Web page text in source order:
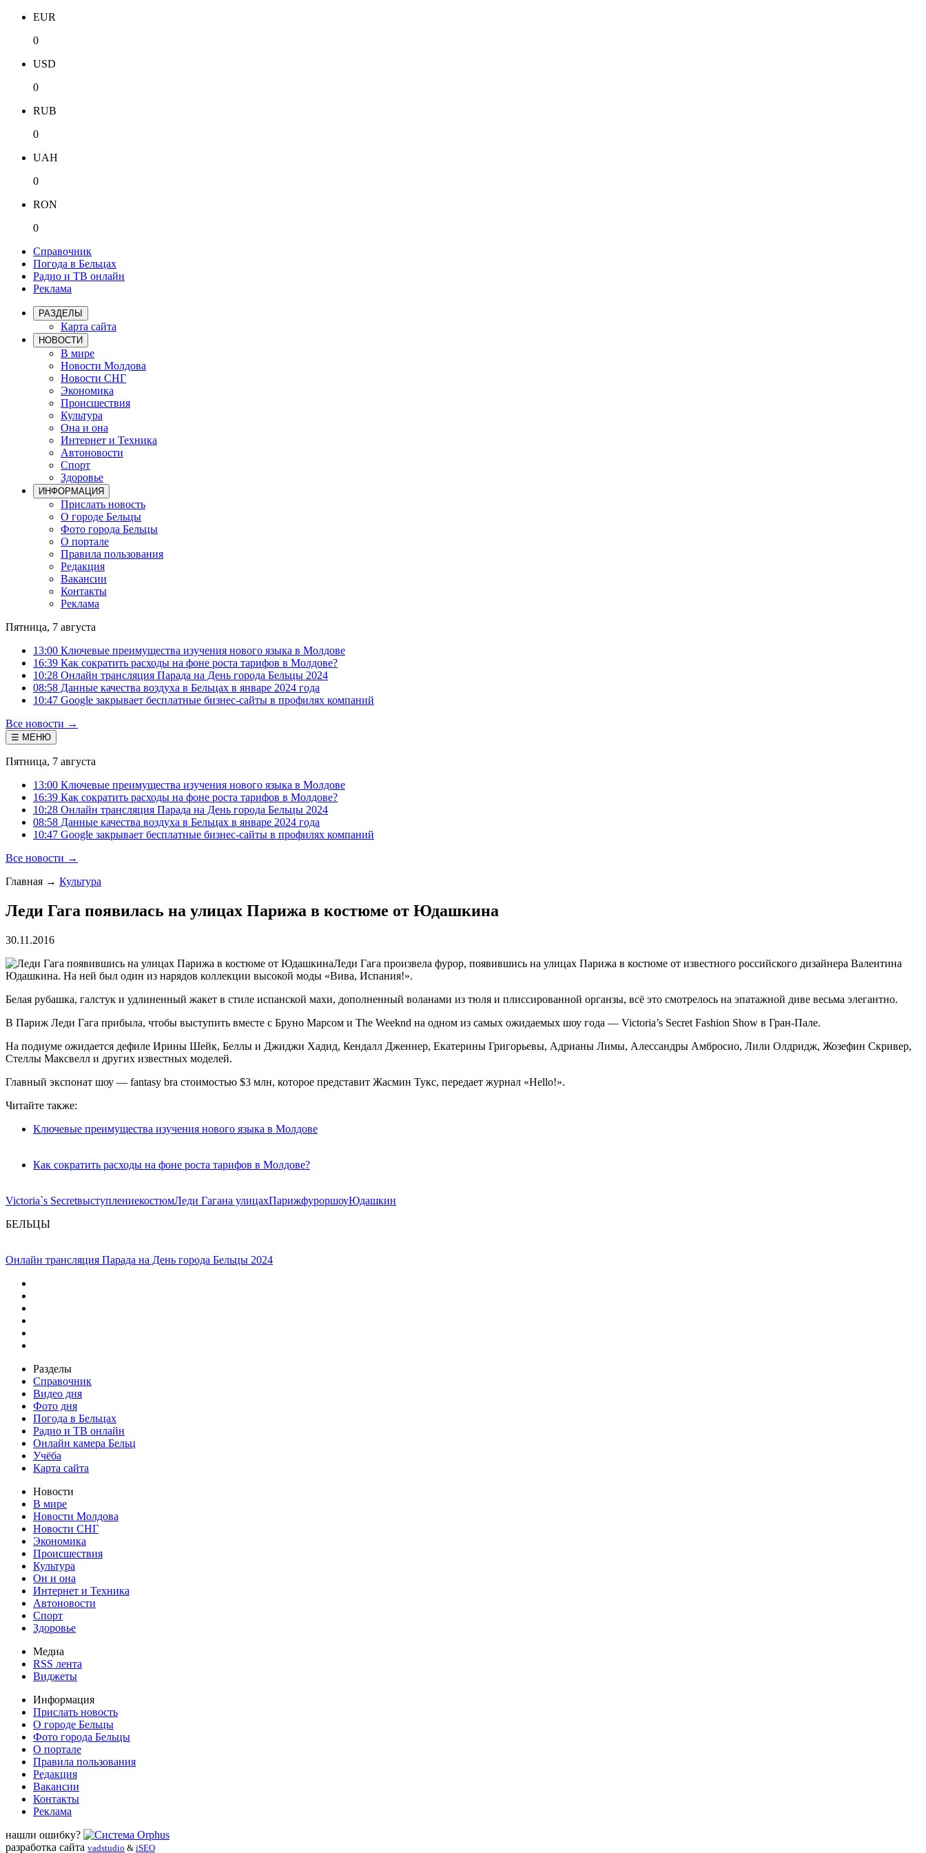
EUR
0
USD
0
RUB
0
UAH
0
RON
0
Справочник
Погода в Бельцах
Радио и ТВ онлайн
Реклама
РАЗДЕЛЫ
Карта сайта
НОВОСТИ
В мире
Новости Молдова
Новости СНГ
Экономика
Происшествия
Культура
Она и она
Интернет и Техника
Автоновости
Спорт
Здоровье
ИНФОРМАЦИЯ
Прислать новость
О городе Бельцы
Фото города Бельцы
О портале
Правила пользования
Редакция
Вакансии
Контакты
Реклама
Пятница, 7 августа
13:00 Ключевые преимущества изучения нового языка в Молдове
16:39 Как сократить расходы на фоне роста тарифов в Молдове?
10:28 Онлайн трансляция Парада на День города Бельцы 2024
08:58 Данные качества воздуха в Бельцах в январе 2024 года
10:47 Google закрывает бесплатные бизнес-сайты в профилях компаний
Все новости →
☰ МЕНЮ
Пятница, 7 августа
13:00 Ключевые преимущества изучения нового языка в Молдове
16:39 Как сократить расходы на фоне роста тарифов в Молдове?
10:28 Онлайн трансляция Парада на День города Бельцы 2024
08:58 Данные качества воздуха в Бельцах в январе 2024 года
10:47 Google закрывает бесплатные бизнес-сайты в профилях компаний
Все новости →
Главная → Культура
Леди Гага появилась на улицах Парижа в костюме от Юдашкина
30.11.2016
Леди Гага произвела фурор, появившись на улицах Парижа в костюме от известного российского дизайнера Валентина
Юдашкина. На ней был один из нарядов коллекции высокой моды «Вива, Испания!».
Белая рубашка, галстук и удлиненный жакет в стиле испанской махи, дополненный воланами из тюля и плиссированной органзы, всё это смотрелось на эпатажной диве весьма элегантно.
В Париж Леди Гага прибыла, чтобы выступить вместе с Бруно Марсом и The Weeknd на одном из самых ожидаемых шоу года — Victoria’s Secret Fashion Show в Гран-Пале.
На подиуме ожидается дефиле Ирины Шейк, Беллы и Джиджи Хадид, Кендалл Дженнер, Екатерины Григорьевы, Адрианы Лимы, Алессандры Амбросио, Лили Олдридж, Жозефин Скривер,
Стеллы Максвелл и других известных моделей.
Главный экспонат шоу — fantasy bra стоимостью $3 млн, которое представит Жасмин Тукс, передает журнал «Hello!».
Читайте также:
Ключевые преимущества изучения нового языка в Молдове
Как сократить расходы на фоне роста тарифов в Молдове?
Victoria`s SecretвыступлениекостюмЛеди Гагана улицахПарижфуроршоуЮдашкин
БЕЛЬЦЫ
Онлайн трансляция Парада на День города Бельцы 2024
Разделы
Справочник
Видео дня
Фото дня
Погода в Бельцах
Радио и ТВ онлайн
Онлайн камера Бельц
Учёба
Карта сайта
Новости
В мире
Новости Молдова
Новости СНГ
Экономика
Происшествия
Культура
Он и она
Интернет и Техника
Автоновости
Спорт
Здоровье
Медиа
RSS лента
Виджеты
Информация
Прислать новость
О городе Бельцы
Фото города Бельцы
О портале
Правила пользования
Редакция
Вакансии
Контакты
Реклама
нашли ошибку?
разработка сайта vadstudio & iSEO